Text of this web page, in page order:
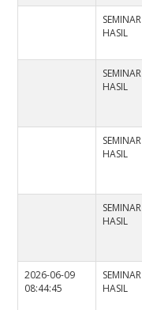
SEMINAR
HASIL
SEMINAR
HASIL
SEMINAR
HASIL
SEMINAR
HASIL
2026-06-09
08:44:45
SEMINAR
HASIL